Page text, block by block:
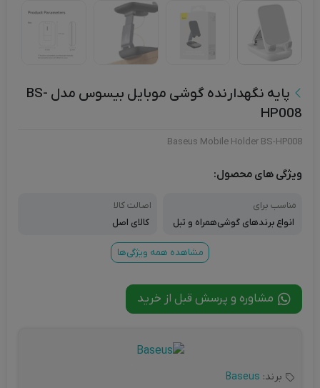
پایه نگهدارنده گوشی موبایل بیسوس مدل BS-
HP008
Baseus Mobile Holder BS-HP008
ویژگی های محصول:
مناسب برای
انواع برندهای گوشی‌همراه و تبل
اصالت کالا
کالای اصل
مشاهده همه ویژگی‌ها
مشاوره و پرسش قبل از خرید
برند: Baseus